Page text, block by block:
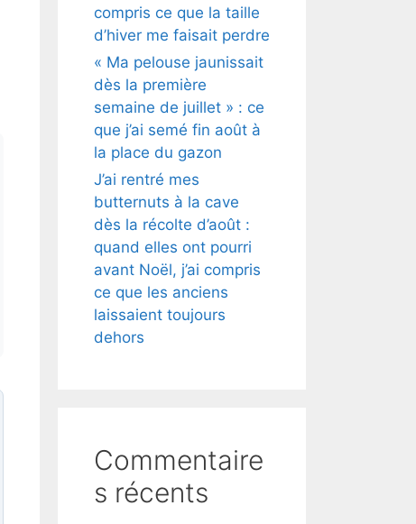
compris ce que la taille
d’hiver me faisait perdre
« Ma pelouse jaunissait
dès la première
semaine de juillet » : ce
que j’ai semé fin août à
la place du gazon
J’ai rentré mes
butternuts à la cave
dès la récolte d’août :
quand elles ont pourri
avant Noël, j’ai compris
ce que les anciens
laissaient toujours
dehors
Commentaire
s récents